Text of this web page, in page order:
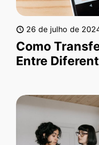
26 de julho de
Como
Entre